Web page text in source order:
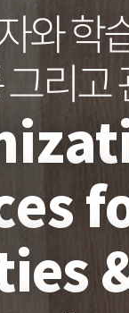
와 학
리고